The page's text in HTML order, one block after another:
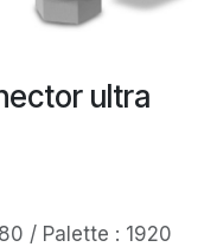
ultra
/ Palette : 1920